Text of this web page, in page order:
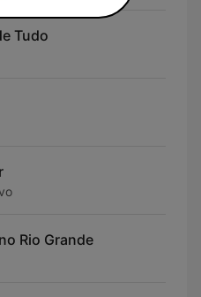
Tudo
Rio Grande